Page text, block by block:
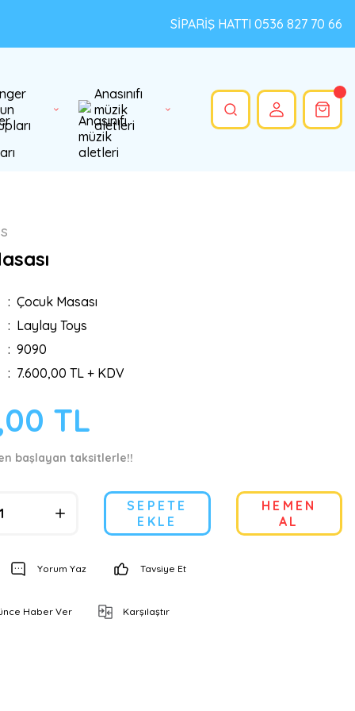
SİPARİŞ HATTI 0536 827 70 66
Anasınıfı
müzik
aletleri
Çocuk Masası
Laylay Toys
9090
7.600,00 TL + KDV
TL
başlayan taksitlerle!!
SEPETE
EKLE
HEMEN
AL
Yorum Yaz Tavsiye Et
Haber Ver Karşılaştır